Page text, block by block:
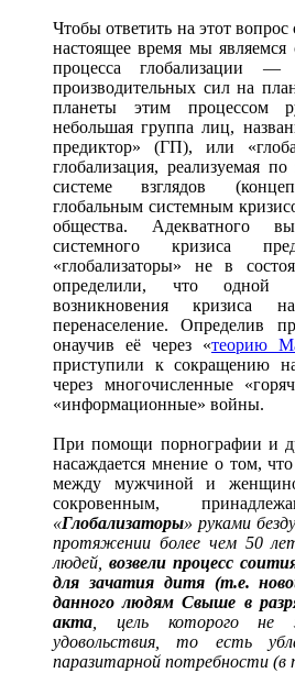
Чтобы ответить на этот
настоящее время мы являемся
процесса глобализации ―
производительных сил на
планеты этим процессом
небольшая группа лиц,
предиктор» (ГП), или
глобализация, реализуемая
системе взглядов
глобальным системным
общества. Адекватного
системного кризиса
«глобализаторы» не в
определили, что одной
возникновения кризиса
перенаселение. Определив
онаучив её через «теорию
приступили к сокращению
через многочисленные
«информационные» войны.
При помощи порнографии и
насаждается мнение о том,
между мужчиной и
сокровенным,
«Глобализаторы» руками
протяжении более чем 50
людей, возвели процесс
для зачатия дитя (т.е.
данного людям Свыше в
акта , цель которого не
удовольствия, то есть
паразитарной потребности